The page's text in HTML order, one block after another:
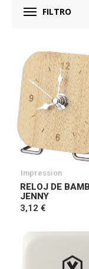
FILTRO
Impression
RELOJ DE
JENNY
3,12 €